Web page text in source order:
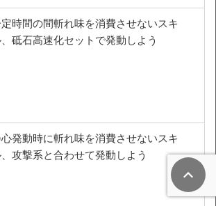
時間の間斬れ味を消費させないスキ
砥石高速化セットで発動しよう
発動時に斬れ味を消費させないスキ
攻撃系と合わせて発動しよう